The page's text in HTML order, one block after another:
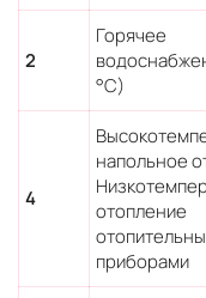
2
Горячее
°С)
4
напольное
отопление
приборами